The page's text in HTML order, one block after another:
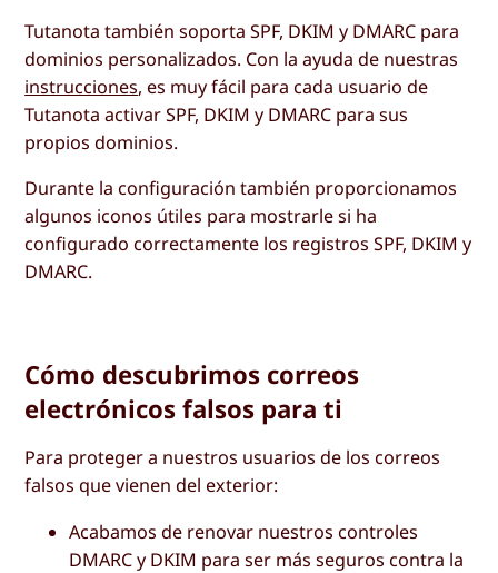
Tutanota también soporta SPF, DKIM y DMARC para
dominios personalizados. Con la ayuda de nuestras
instrucciones, es muy fácil para cada usuario de
Tutanota activar SPF, DKIM y DMARC para sus
propios dominios.
Durante la configuración también proporcionamos
algunos iconos útiles para mostrarle si ha
configurado correctamente los registros SPF, DKIM y
DMARC.
Cómo descubrimos correos
electrónicos falsos para ti
Para proteger a nuestros usuarios de los correos
falsos que vienen del exterior:
Acabamos de renovar nuestros controles
DMARC y DKIM para ser más seguros contra la